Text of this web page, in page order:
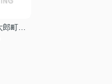
大阪市中央区久太郎町２丁目